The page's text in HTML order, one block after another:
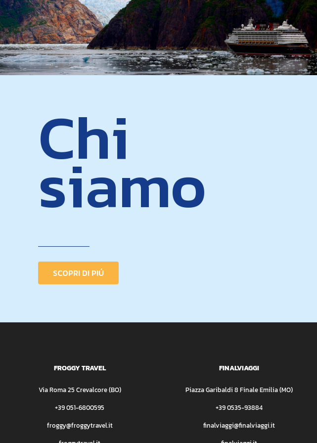
Chi
siamo
SCOPRI DI PIÚ
FROGGY TRAVEL
Via Roma 25 Crevalcore (BO)
+39 051-6800595
froggy@froggytravel.it
FINALVIAGGI
Piazza Garibaldi 8 Finale Emilia (MO)
+39 0535-93884
finalviaggi@finalviaggi.it